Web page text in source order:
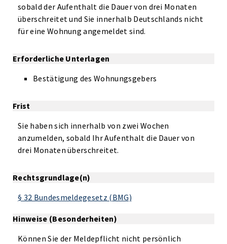
sobald der Aufenthalt die Dauer von drei Monaten
überschreitet und Sie innerhalb Deutschlands nicht
für eine Wohnung angemeldet sind.
Erforderliche Unterlagen
Bestätigung des Wohnungsgebers
Frist
Sie haben sich innerhalb von zwei Wochen
anzumelden, sobald Ihr Aufenthalt die Dauer von
drei Monaten überschreitet.
Rechtsgrundlage(n)
§ 32 Bundesmeldegesetz (BMG)
Hinweise (Besonderheiten)
Können Sie der Meldepflicht nicht persönlich